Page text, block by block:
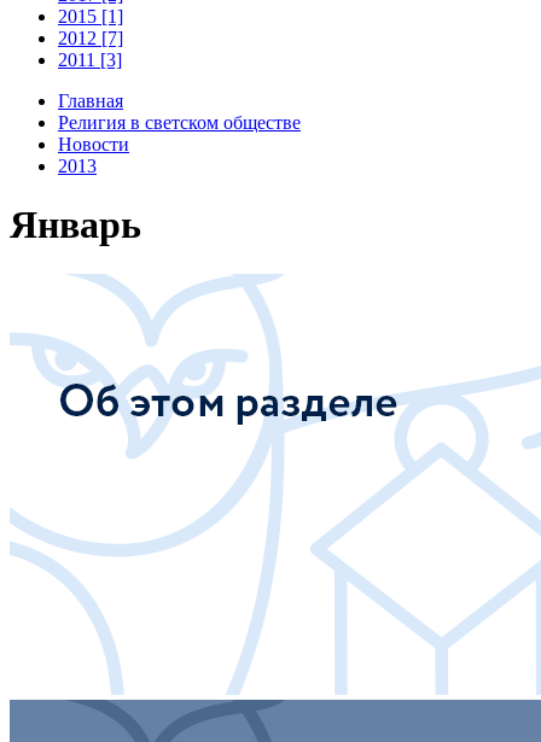
2015 [1]
2012 [7]
2011 [3]
Главная
Религия в светском обществе
Новости
2013
Январь